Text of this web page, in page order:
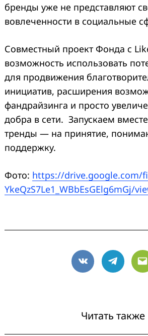
бренды уже не представляют
вовлеченности в социальные
Совместный проект Фонда с
возможность использовать
для продвижения
инициатив, расширения
фандрайзинга и просто
добра в сети. Запускаем
тренды — на принятие,
поддержку.
Фото: https://drive.google.com/
YkeQzS7Le1_WBbEsGElg6mGj/
VK
Читать также